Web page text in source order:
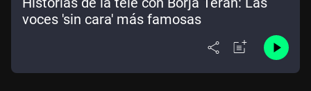
voces 'sin cara' más famosas